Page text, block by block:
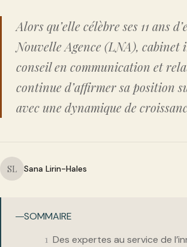
Alors qu’elle célèbre ses 11 ans
Nouvelle Agence (LNA), cabinet
conseil en communication et
continue d’affirmer sa position
avec une dynamique de
SL Sana Lirin-Hales
SOMMAIRE
Des expertes au service de